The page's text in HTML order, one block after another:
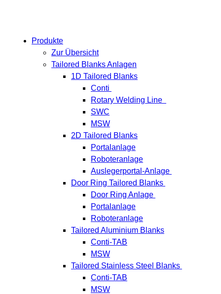
Produkte
Zur Übersicht
Tailored Blanks Anlagen
1D Tailored Blanks
Conti
Rotary Welding Line
SWC
MSW
2D Tailored Blanks
Portalanlage
Roboteranlage
Auslegerportal-Anlage
Door Ring Tailored Blanks
Door Ring Anlage
Portalanlage
Roboteranlage
Tailored Aluminium Blanks
Conti-TAB
MSW
Tailored Stainless Steel Blanks
Conti-TAB
MSW